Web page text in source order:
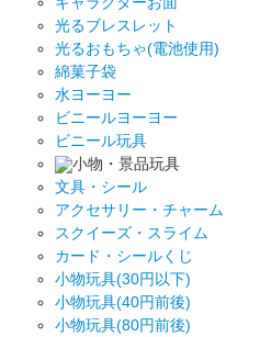
光るブレスレット
光るおもちゃ(電池使用)
綿菓子袋
水ヨーヨー
ビニールヨーヨー
ビニール玩具
小物・景品玩具
文具・シール
アクセサリー・チャーム
スクイーズ・スライム
カード・シールくじ
小物玩具(30円以下)
小物玩具(40円前後)
小物玩具(80円前後)